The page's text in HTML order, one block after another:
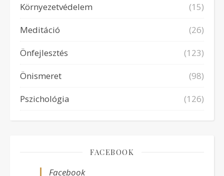
Környezetvédelem
(15)
Meditáció
(26)
Önfejlesztés
(123)
Önismeret
(98)
Pszichológia
(126)
FACEBOOK
Facebook